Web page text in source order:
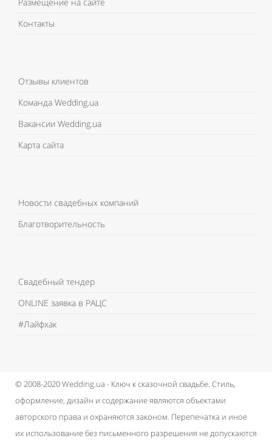
Контакты
Отзывы клиентов
Команда Wedding.ua
Вакансии Wedding.ua
Карта сайта
Новости свадебных компаний
Благотворительность
Свадебный тендер
ONLINE заявка в РАЦС
#Лайфхак
© 2008-2020 Wedding.ua - Ключ к сказочной свадьбе. Стиль,
оформление, дизайн и содержание являются объектами
авторского права и охраняются законом. Перепечатка и иное
их использование без письменного разрешения не допускаются